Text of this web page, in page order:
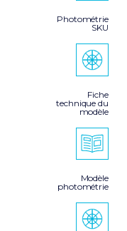
Photométrie
SKU
Fiche
technique du
modèle
Modèle
photométrie